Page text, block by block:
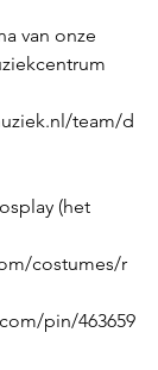
van onze
team/d
(het
costumes/r
pin/463659